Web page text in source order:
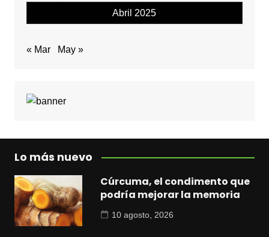
Abril 2025
« Mar May »
Lo más nuevo
Cúrcuma, el condimento que
podría mejorar la memoria
10 agosto, 2026